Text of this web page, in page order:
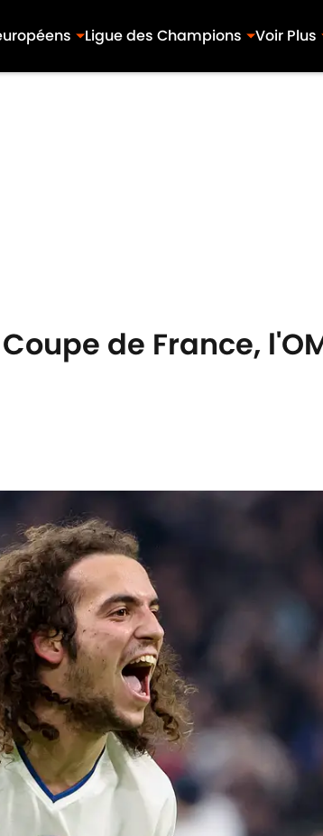
Ligue des Champions Voir Plus
de France,